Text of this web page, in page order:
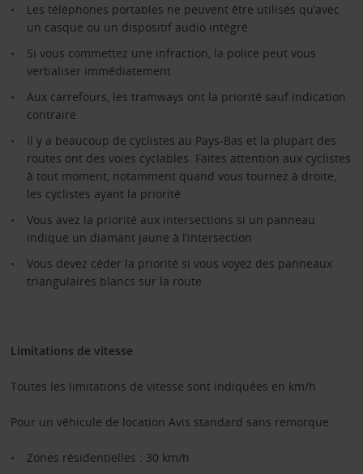
Les téléphones portables ne peuvent être utilisés qu’avec
un casque ou un dispositif audio intégré
Si vous commettez une infraction, la police peut vous
verbaliser immédiatement
Aux carrefours, les tramways ont la priorité sauf indication
contraire
Il y a beaucoup de cyclistes au Pays-Bas et la plupart des
routes ont des voies cyclables. Faites attention aux cyclistes
à tout moment, notamment quand vous tournez à droite,
les cyclistes ayant la priorité
Vous avez la priorité aux intersections si un panneau
indique un diamant jaune à l’intersection
Vous devez céder la priorité si vous voyez des panneaux
triangulaires blancs sur la route
Limitations de vitesse
Toutes les limitations de vitesse sont indiquées en km/h
Pour un véhicule de location Avis standard sans remorque :
Zones résidentielles : 30 km/h